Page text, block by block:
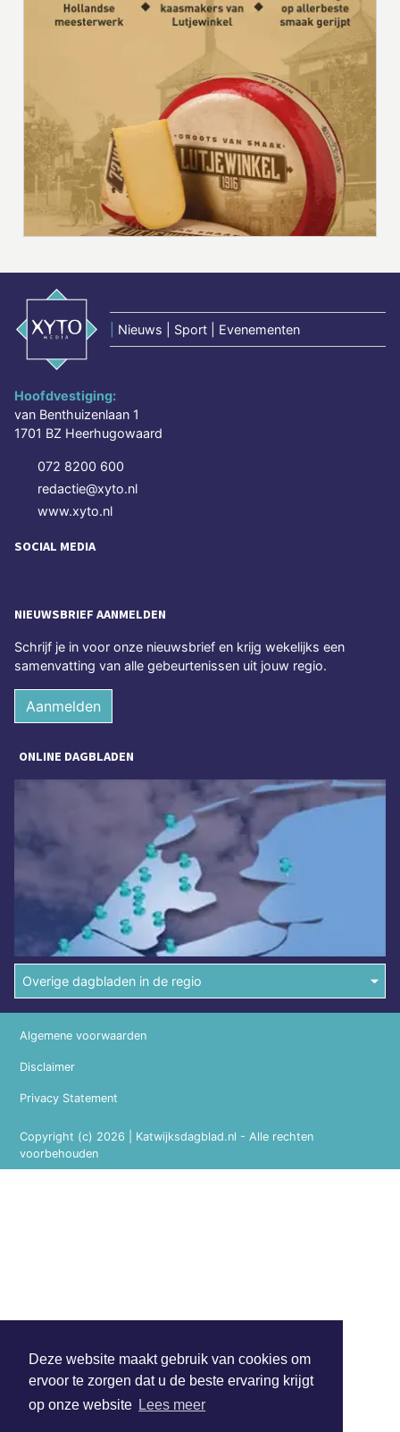
Deze website maakt gebruik van cookies om
ervoor te zorgen dat u de beste ervaring krijgt
op onze website Lees meer
Nieuws | Sport | Evenementen
Hoofdvestiging:
van Benthuizenlaan 1
1701 BZ Heerhugowaard
072 8200 600
redactie@xyto.nl
www.xyto.nl
SOCIAL MEDIA
NIEUWSBRIEF AANMELDEN
Schrijf je in voor onze nieuwsbrief en krijg wekelijks een
samenvatting van alle gebeurtenissen uit jouw regio.
Aanmelden
ONLINE DAGBLADEN
Overige dagbladen in de regio
Copyright (c) 2026 | Katwijksdagblad.nl - Alle rechten
voorbehouden
Algemene voorwaarden
Disclaimer
Privacy Statement